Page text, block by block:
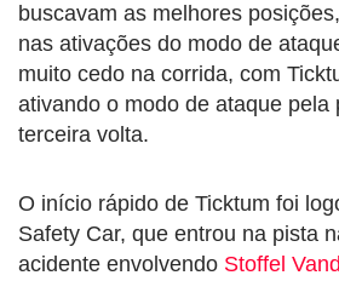
buscavam as melhores
nas ativações do modo de
muito cedo na corrida, com
ativando o modo de ataque pela
terceira volta.
O início rápido de Ticktum foi
Safety Car, que entrou na pista
acidente envolvendo Stoffel